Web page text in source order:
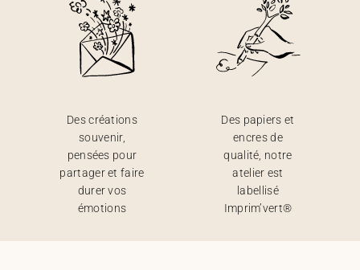
Des créations
souvenir,
pensées pour
partager et faire
durer vos
émotions
Des papiers et
encres de
qualité, notre
atelier est
labellisé
Imprim’vert®